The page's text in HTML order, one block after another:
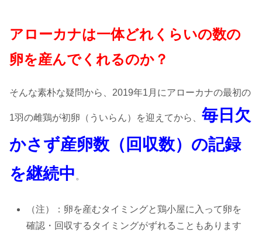
アローカナは一体どれくらいの数の
卵を産んでくれるのか？
そんな素朴な疑問から、2019年1月にアローカナの最初の
1羽の雌鶏が初卵（ういらん）を迎えてから、 毎日欠
かさず産卵数（回収数）の記録
を継続中 。
（注）：卵を産むタイミングと鶏小屋に入って卵を
確認・回収するタイミングがずれることもあります